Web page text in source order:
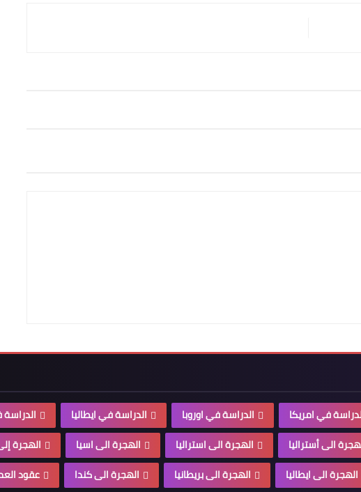
في امريكا الدراسة في اوروبا الدراسة في ايطاليا
الى أستراليا الهجرة الى استراليا الهجرة الى اسيا الهجرة
الهجرة الى ايطاليا الهجرة الى بريطانيا الهجرة الى كندا عقود